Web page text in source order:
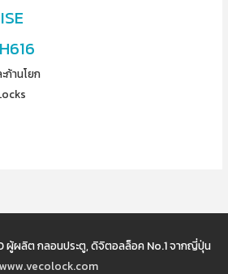
ก้านโยก
ผู้ผลิต กลอนประตู, ดิจิตอลล็อค No.1 จากญี่ปุ่น
www.vecolock.com